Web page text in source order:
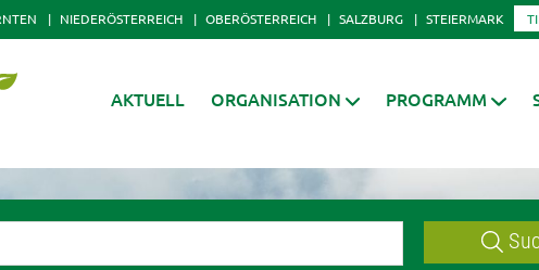
NIEDERÖSTERREICH OBERÖSTERREICH SALZBURG STEIERMARK
AKTUELL ORGANISATION PROGRAMM